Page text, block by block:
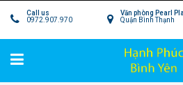
Văn phòng Pearl
Quận Bình Thạnh
Call us
0972.907.970